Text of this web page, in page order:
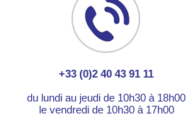
+33 (0)2 40 43 91 11
du lundi au jeudi de 10h30 à 18h00
le vendredi de 10h30 à 17h00